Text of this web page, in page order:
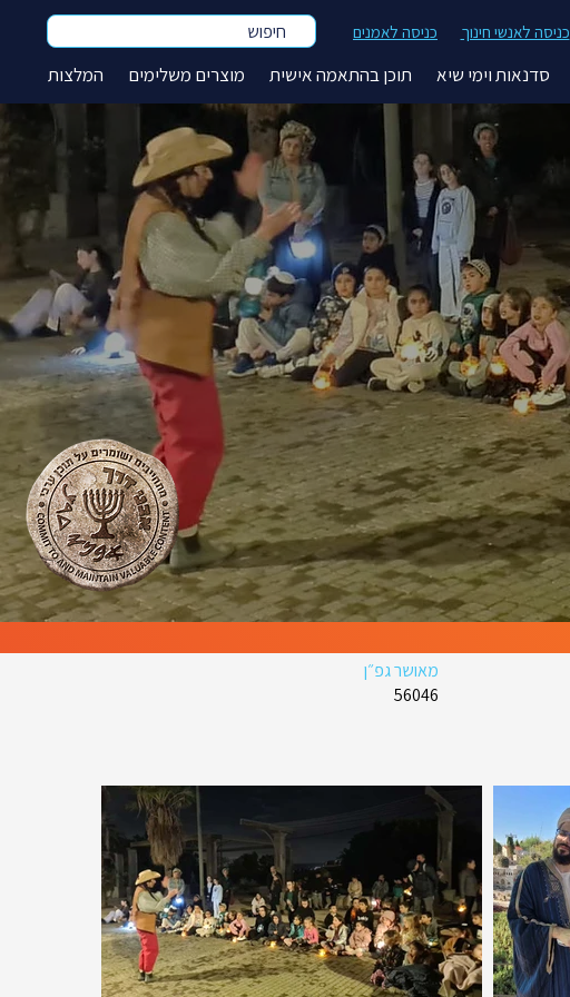
כניסה לאנשי חינוך כניסה לאמנים חיפוש
סדנאות וימי שיא תוכן בהתאמה אישית מוצרים משלימים המלצות
מאושר גפ״ן
56046